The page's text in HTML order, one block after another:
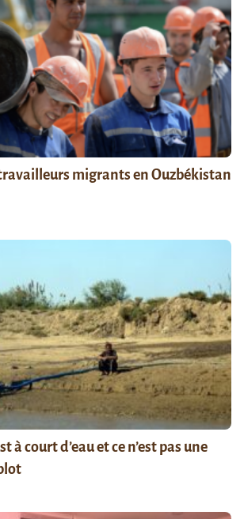
migrants en Ouzbékistan
à court d’eau et ce n’est pas une